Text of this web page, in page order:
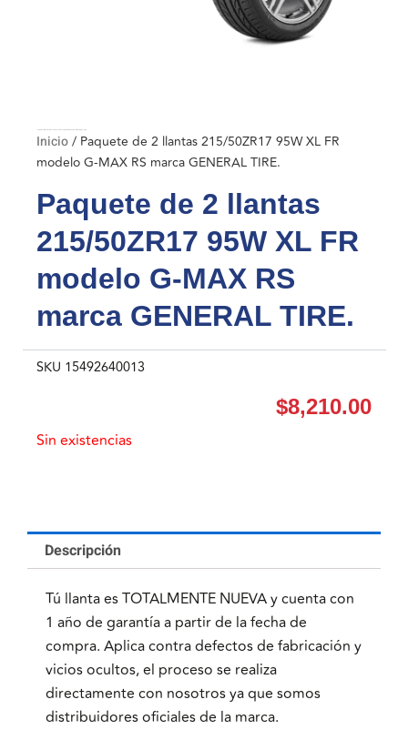
Inicio/ Paquete de 2 llantas 215/50ZR17 95W XL FR
modelo G-MAX RS marca GENERAL TIRE.
Paquete de 2 llantas
215/50ZR17 95W XL FR
modelo G-MAX RS
marca GENERAL TIRE.
SKU 15492640013
$8,210.00
Sin existencias
Descripción
Tú llanta es TOTALMENTE NUEVA y cuenta con
1 año de garantía a partir de la fecha de
compra. Aplica contra defectos de fabricación y
vicios ocultos, el proceso se realiza
directamente con nosotros ya que somos
distribuidores oficiales de la marca.